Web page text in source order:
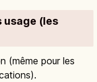
usage (les
(même pour les